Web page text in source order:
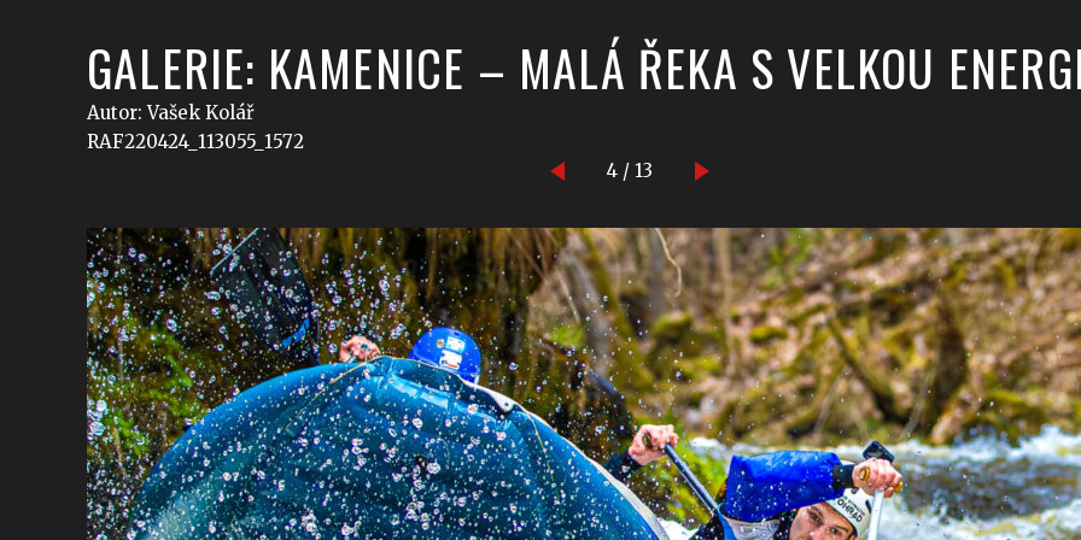
GALERIE: KAMENICE – MALÁ ŘEKA S VELKOU
Autor: Vašek Kolář
RAF220424_113055_1572
4 / 13